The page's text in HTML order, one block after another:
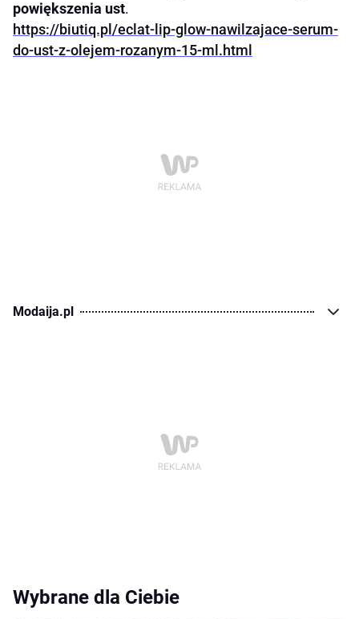
powiększenia ust.
https://biutiq.pl/eclat-lip-glow-nawilzajace-serum-
do-ust-z-olejem-rozanym-15-ml.html
Modaija.pl
Wybrane dla Ciebie